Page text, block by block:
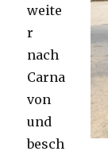
weite
r
nach
Carna
von
und
besch